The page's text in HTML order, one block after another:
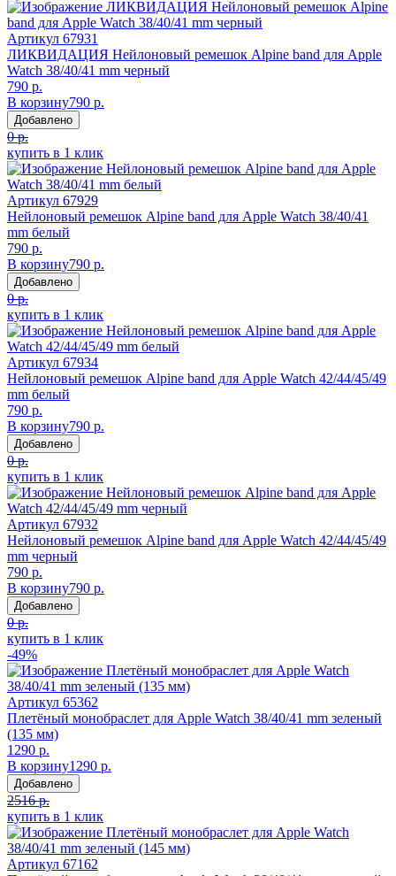
Артикул 67931
ЛИКВИДАЦИЯ Нейлоновый ремешок Alpine band для Apple
Watch 38/40/41 mm черный
790 р.
В корзину790 р.
Добавлено
0 р.
купить в 1 клик
Артикул 67929
Нейлоновый ремешок Alpine band для Apple Watch 38/40/41
mm белый
790 р.
В корзину790 р.
Добавлено
0 р.
купить в 1 клик
Артикул 67934
Нейлоновый ремешок Alpine band для Apple Watch 42/44/45/49
mm белый
790 р.
В корзину790 р.
Добавлено
0 р.
купить в 1 клик
Артикул 67932
Нейлоновый ремешок Alpine band для Apple Watch 42/44/45/49
mm черный
790 р.
В корзину790 р.
Добавлено
0 р.
купить в 1 клик
-49%
Артикул 65362
Плетёный монобраслет для Apple Watch 38/40/41 mm зеленый
(135 мм)
1290 р.
В корзину1290 р.
Добавлено
2516 р.
купить в 1 клик
Артикул 67162